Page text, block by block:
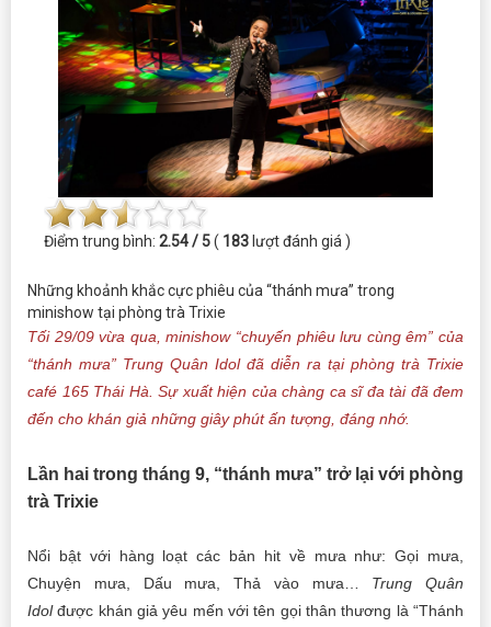
Điểm trung bình: 2.54 / 5( 183 lượt đánh giá )
Những khoảnh khắc cực phiêu của “thánh mưa” trong
minishow tại phòng trà Trixie
Tối 29/09 vừa qua, minishow “chuyến phiêu lưu cùng êm” của
“thánh mưa” Trung Quân Idol đã diễn ra tại phòng trà Trixie
café 165 Thái Hà. Sự xuất hiện của chàng ca sĩ đa tài đã đem
đến cho khán giả những giây phút ấn tượng, đáng nhớ.
Lần hai trong tháng 9, “thánh mưa” trở lại với phòng
trà Trixie
Nổi bật với hàng loạt các bản hit về mưa như: Gọi mưa,
Chuyện mưa, Dấu mưa, Thả vào mưa… Trung Quân
Idolđược khán giả yêu mến với tên gọi thân thương là “Thánh